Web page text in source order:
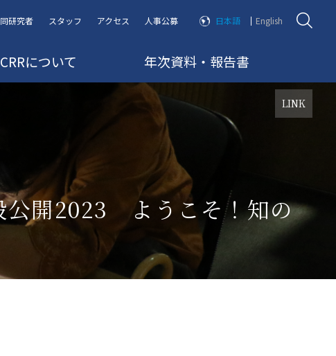
研究者 スタッフ アクセス 人事公募 日本語 English
について 年次資料・報告書
LINK
公開2023 ようこそ！知の